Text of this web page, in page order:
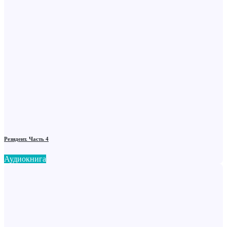
Резидент. Часть 4
Аудиокнига